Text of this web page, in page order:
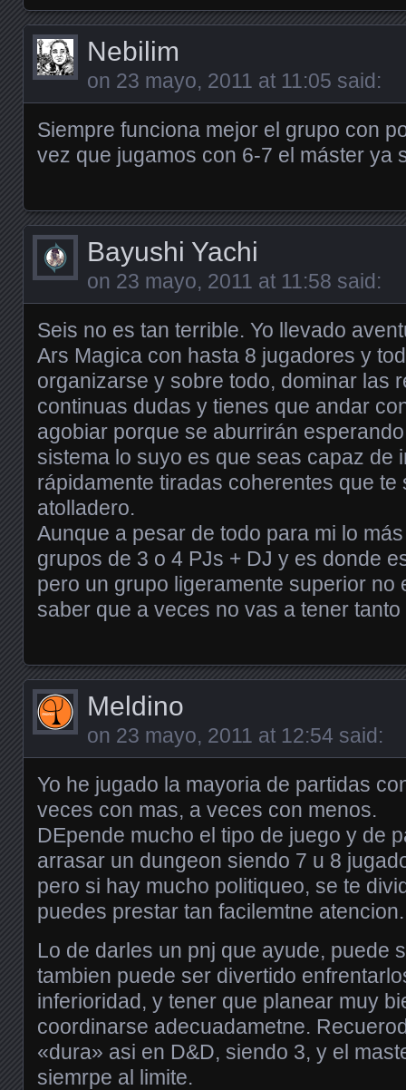
Nebilim
on 23 mayo, 2011 at 11:05 said:
Siempre funciona mejor el grupo con
vez que jugamos con 6-7 el máster ya
Bayushi Yachi
on 23 mayo, 2011 at 11:58 said:
Seis no es tan terrible. Yo llevado
Ars Magica con hasta 8 jugadores y
organizarse y sobre todo, dominar las
continuas dudas y tienes que andar
agobiar porque se aburrirán
sistema lo suyo es que seas capaz de
rápidamente tiradas coherentes que te
atolladero.
Aunque a pesar de todo para mi lo
grupos de 3 o 4 PJs + DJ y es donde
pero un grupo ligeramente superior no
saber que a veces no vas a tener
Meldino
on 23 mayo, 2011 at 12:54 said:
Yo he jugado la mayoria de partidas
veces con mas, a veces con menos.
DEpende mucho el tipo de juego y de
arrasar un dungeon siendo 7 u 8
pero si hay mucho politiqueo, se te
puedes prestar tan facilemtne atencion.
Lo de darles un pnj que ayude, puede
tambien puede ser divertido
inferioridad, y tener que planear muy
coordinarse adecuadametne.
«dura» asi en D&D, siendo 3, y el
siemrpe al limite.